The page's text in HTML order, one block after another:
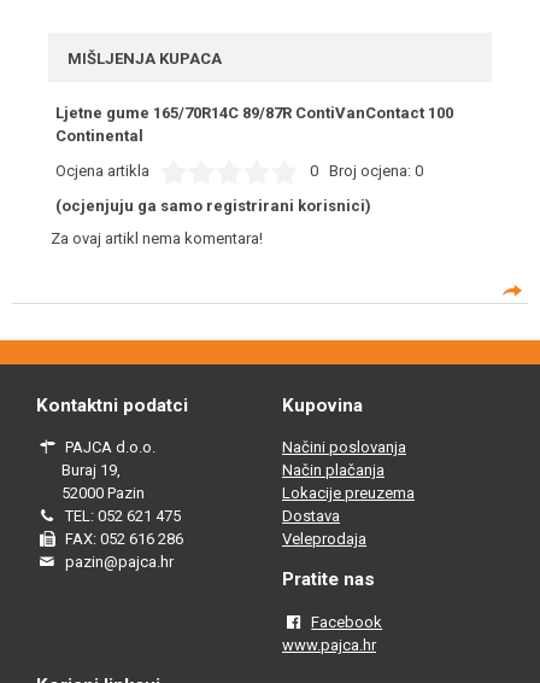
MIŠLJENJA KUPACA
Ljetne gume 165/70R14C 89/87R ContiVanContact 100
Continental
Ocjena artikla
0 Broj ocjena: 0
(ocjenjuju ga samo registrirani korisnici)
Za ovaj artikl nema komentara!
Kontaktni podatci
PAJCA d.o.o.
Buraj 19,
52000 Pazin
TEL: 052 621 475
FAX: 052 616 286
pazin@pajca.hr
Kupovina
Načini poslovanja
Način plačanja
Lokacije preuzema
Dostava
Veleprodaja
Pratite nas
Facebook
www.pajca.hr